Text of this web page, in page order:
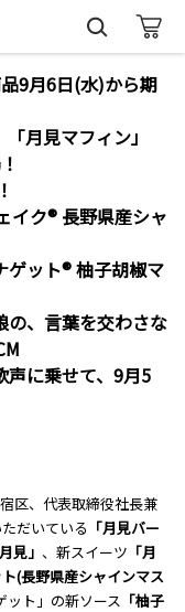
9月6日(水)から期
月見マフィン」
イク® 長野県産シャ
ット® 柚子胡椒マ
の、言葉を交わさな
声に乗せて、9月5
区、代表取締役社長兼
だいている 「月見バー
見」 、新スイーツ 「月
(長野県産シャインマス
ット」の新ソース 「柚子